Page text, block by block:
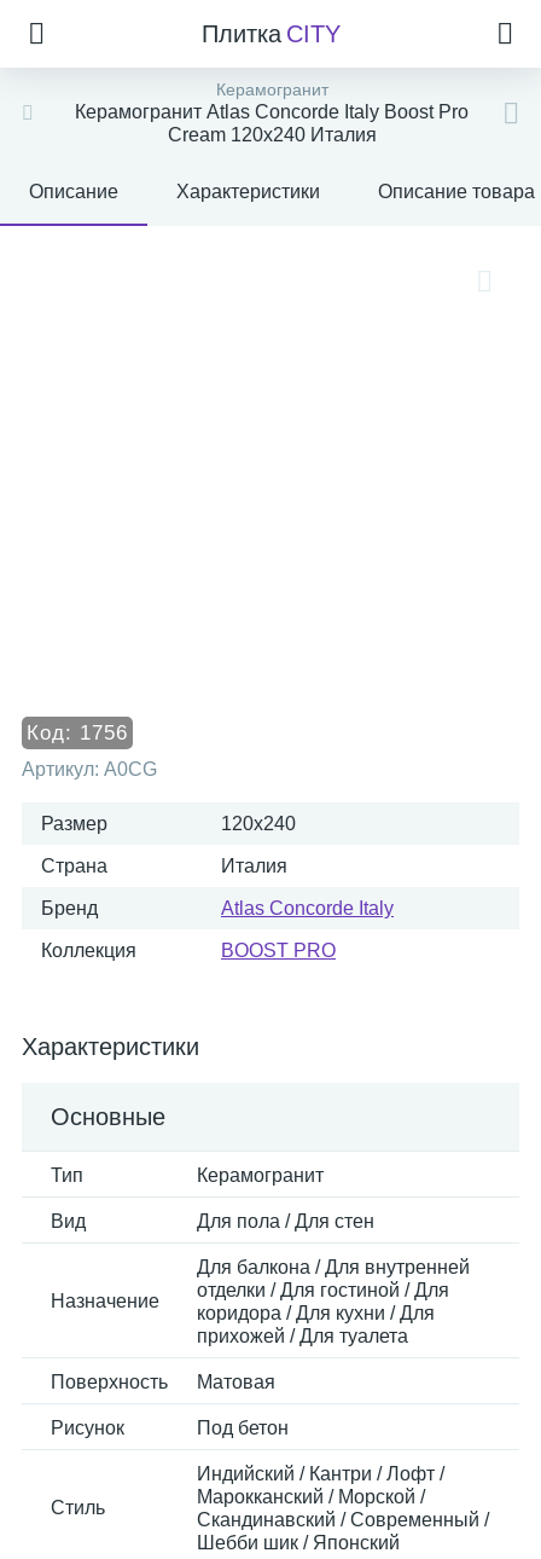
Плитка CITY
Керамогранит
Керамогранит Atlas Concorde Italy Boost Pro
Cream 120x240 Италия
Описание Характеристики Описание товара
Код: 1756
Артикул: A0CG
Размер 120x240
Страна Италия
Бренд Atlas Concorde Italy
Коллекция BOOST PRO
Характеристики
Основные
Тип Керамогранит
Вид Для пола / Для стен
Назначение
Для балкона / Для внутренней
отделки / Для гостиной / Для
коридора / Для кухни / Для
прихожей / Для туалета
Поверхность Матовая
Рисунок Под бетон
Стиль
Индийский / Кантри / Лофт /
Марокканский / Морской /
Скандинавский / Современный /
Шебби шик / Японский